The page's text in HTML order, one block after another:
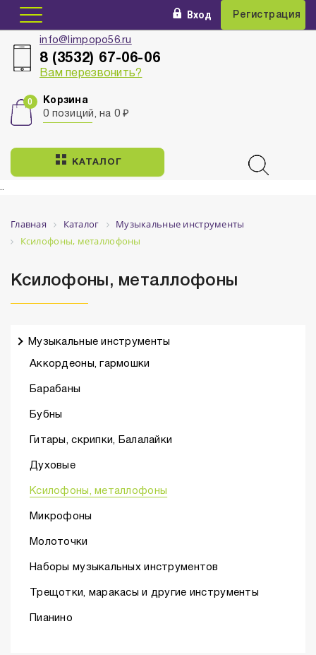
Вход Регистрация
info@limpopo56.ru
8 (3532) 67-06-06
Вам перезвонить?
Корзина
0 позиций, на 0 ₽
КАТАЛОГ
..
Главная Каталог
Музыкальные инструменты
Ксилофоны, металлофоны
Ксилофоны, металлофоны
Музыкальные инструменты
Аккордеоны, гармошки
Барабаны
Бубны
Гитары, скрипки, Балалайки
Духовые
Ксилофоны, металлофоны
Микрофоны
Молоточки
Наборы музыкальных инструментов
Трещотки, маракасы и другие инструменты
Пианино